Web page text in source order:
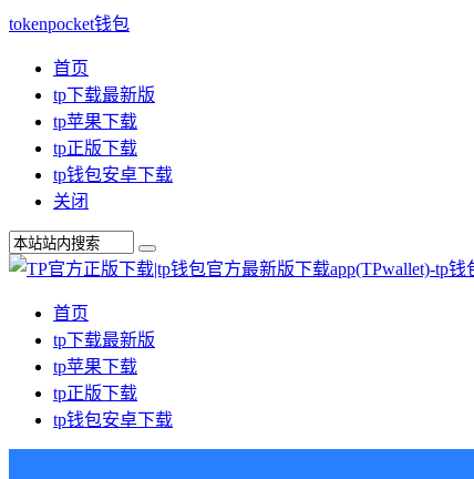
tokenpocket钱包
首页
tp下载最新版
tp苹果下载
tp正版下载
tp钱包安卓下载
关闭
首页
tp下载最新版
tp苹果下载
tp正版下载
tp钱包安卓下载